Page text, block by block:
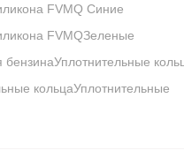
FVMQ Синие
FVMQЗеленые
бензинаУплотнительные
кольцаУплотнительные